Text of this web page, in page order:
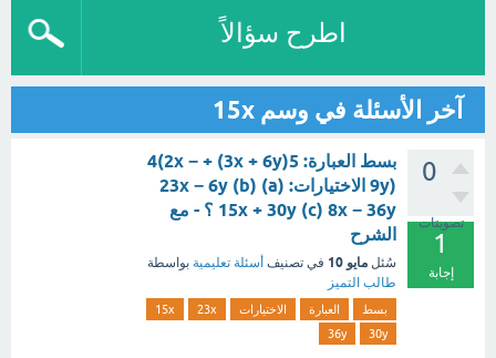
اطرح سؤالاً
آخر الأسئلة في وسم 15x
0
تصويتات
1
إجابة
بسط العبارة: 5(3x + 6y) + 4(2x −
9y) الاختيارات: (a) 23x − 6y (b)
15x + 30y (c) 8x − 36y ؟ - مع
الشرح
سُئل مايو 10 في تصنيف أسئلة تعليمية بواسطة
طالب التميز
بسط العبارة الاختيارات 23x
15x
30y
36y